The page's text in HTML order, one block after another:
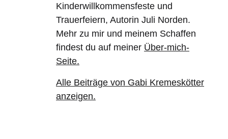
Kinderwillkommensfeste und
Trauerfeiern, Autorin Juli Norden.
Mehr zu mir und meinem Schaffen
findest du auf meiner Über-mich-
Seite.
Alle Beiträge von Gabi Kremeskötter
anzeigen.